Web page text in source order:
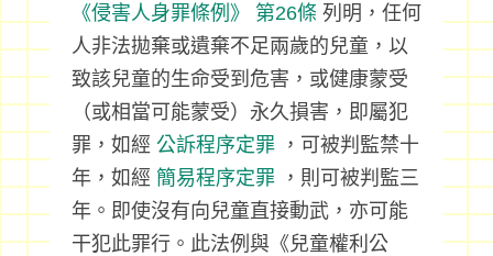
《侵害人身罪條例》 第26條 列明，任何
人非法拋棄或遺棄不足兩歲的兒童，以
致該兒童的生命受到危害，或健康蒙受
（或相當可能蒙受）永久損害，即屬犯
罪，如經 公訴程序定罪，可被判監禁十
年，如經 簡易程序定罪，則可被判監三
年。即使沒有向兒童直接動武，亦可能
干犯此罪行。此法例與《兒童權利公